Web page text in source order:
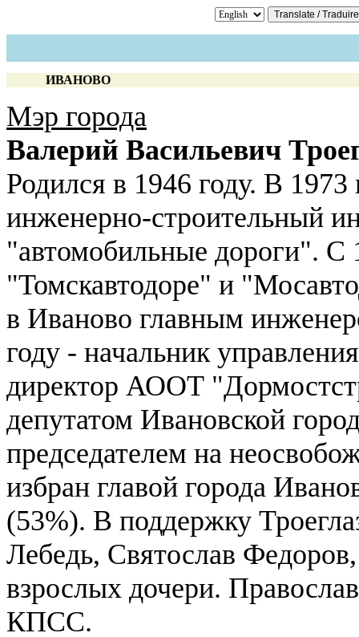
ИВАНОВО
Мэр города
Валерий Васильевич
Родился в 1946 году. В
инженерно-строительный
"автомобильные дороги". С
"Томскавтодоре" и
в Иваново главным
году - начальник
директор АООТ
депутатом Ивановской
председателем на
избран главой города
(53%). В поддержку
Лебедь, Святослав
взрослых дочери.
КПСС.